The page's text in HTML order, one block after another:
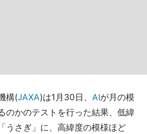
構(JAXA)は1月30日、 AIが月の模
のかのテストを行った結果、低緯
うさぎ」に、高緯度の模様ほど